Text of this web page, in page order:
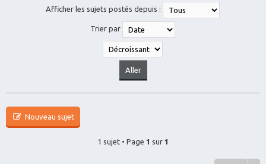
Afficher les sujets postés depuis :
Trier par
Nouveau sujet
1 sujet • Page 1 sur 1